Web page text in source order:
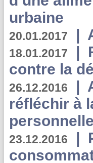
urbaine
20.01.2017 |
18.01.2017 |
contre la
26.12.2016 |
réfléchir à
23.12.2016 |